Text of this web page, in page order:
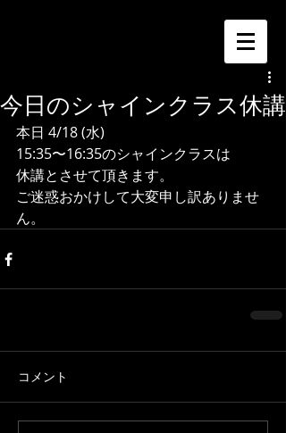
今日のシャインクラス休講
本日 4/18 (水)
15:35〜16:35のシャインクラスは
休講とさせて頂きます。
ご迷惑おかけして大変申し訳ありませ
ん。
コメント